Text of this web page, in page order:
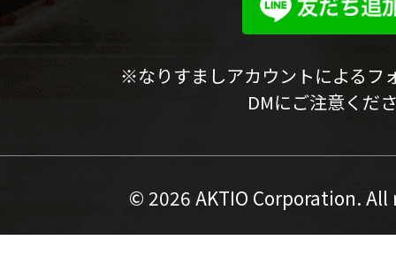
※なりすましアカウントによるフ
DMにご注意くだ
© 2026 AKTIO Corporation.